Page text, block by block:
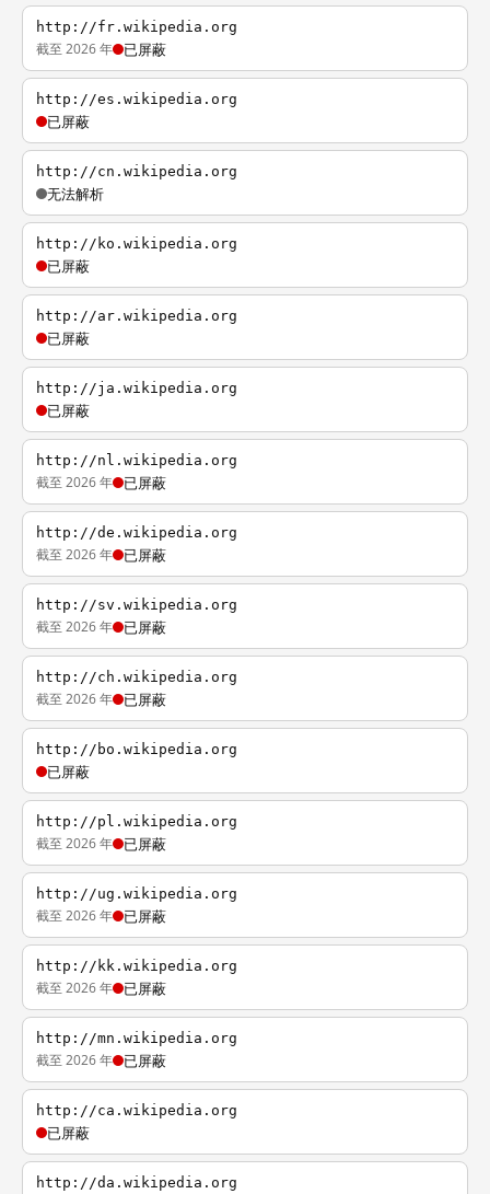
http://fr.wikipedia.org
截至 2026 年 已屏蔽
http://es.wikipedia.org
已屏蔽
http://cn.wikipedia.org
无法解析
http://ko.wikipedia.org
已屏蔽
http://ar.wikipedia.org
已屏蔽
http://ja.wikipedia.org
已屏蔽
http://nl.wikipedia.org
截至 2026 年 已屏蔽
http://de.wikipedia.org
截至 2026 年 已屏蔽
http://sv.wikipedia.org
截至 2026 年 已屏蔽
http://ch.wikipedia.org
截至 2026 年 已屏蔽
http://bo.wikipedia.org
已屏蔽
http://pl.wikipedia.org
截至 2026 年 已屏蔽
http://ug.wikipedia.org
截至 2026 年 已屏蔽
http://kk.wikipedia.org
截至 2026 年 已屏蔽
http://mn.wikipedia.org
截至 2026 年 已屏蔽
http://ca.wikipedia.org
已屏蔽
http://da.wikipedia.org